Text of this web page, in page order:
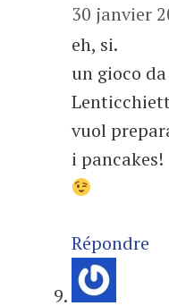
30 janvier
eh, si.
un gioco
vuol
i pancakes!
Répondre